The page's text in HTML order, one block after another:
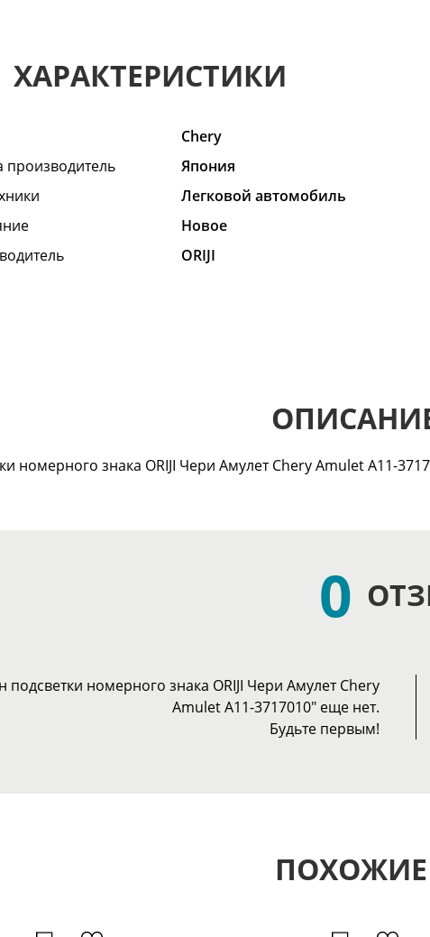
ХАРАКТЕРИСТИКИ
Chery
производитель
Япония
Легковой автомобиль
Hовое
ORIJI
номерного знака ORIJI Чери Амулет Chery Amulet A11-
0
номерного знака ORIJI Чери Амулет Chery
Amulet A11-3717010" еще нет.
Будьте первым!